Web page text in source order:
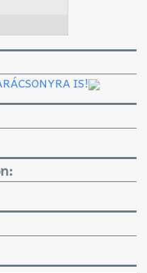
IS!